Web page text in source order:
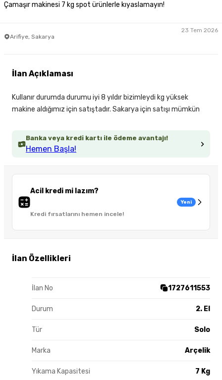
Çamaşır makinesi 7 kg spot ürünlerle kıyaslamayın!
Arifiye, Sakarya
23 Tem 2026
Banka veya kredi kartı ile ödeme avantajı!
Hemen Başla!
Acil kredi mi lazım?
Kredi fırsatlarını hemen incele!
Yeni
İlan Özellikleri
İlan No 1727611553
Durum 2. El
Tür Solo
Marka Arçelik
Yıkama Kapasitesi 7 Kg
İlan Açıklaması
Kullanır durumda durumu iyi 8 yıldır bizimleydi kg yüksek
makine aldığımız için satıştadır. Sakarya için satışı mümkün